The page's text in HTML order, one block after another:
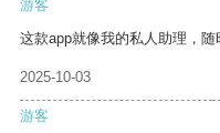
游客
这款app就像我的私人助理，随
2025-10-03
游客